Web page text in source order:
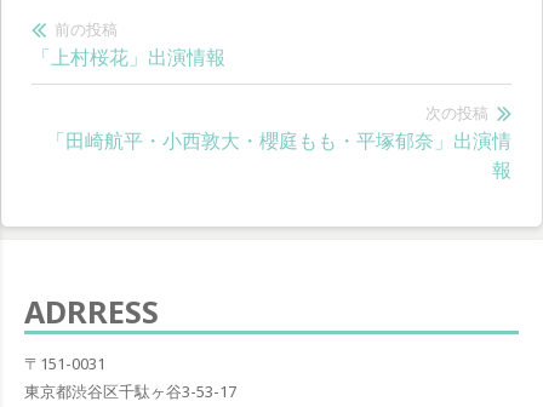
投
稿
シ
ョ
ン
前の投稿
前
の
「上村桜花」出演情報
次の投稿
次
稿:
「田崎航平・小西敦大・櫻庭もも・平塚郁奈」出演情
報
ADRRESS
〒151-0031
東京都渋谷区千駄ヶ谷3-53-17